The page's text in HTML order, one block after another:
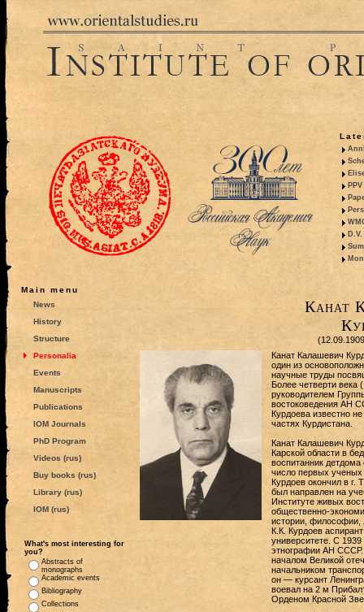
Main menu
News
History
Structure
Personalia
Events
Manuscripts
Publications
IOM Journals
PhD Program
Videos (rus)
Buy books (rus)
Library (rus)
IOM (rus)
What's most interesting for
you?
Abstracts of
monographs
Academic events
Bibliography
Collections
Канат
Канат Калашевич
один из
научные труды
Более четверти
руководителем
востоковедения АН
Курдоева известно
частях Курдистана.
Канат Калашевич
Карской области в
воспитанник
число первых
Курдоев окончил в г.
был направлен на
Институте живых
общественно-
истории, философии,
К.К. Курдоев
университете. С
этнографии АН СССР.
началом Великой
начальником
он — курсант
воевал на 2 м
Орденом Красной